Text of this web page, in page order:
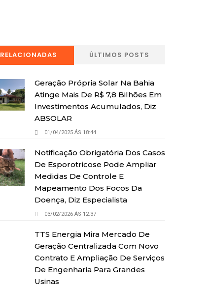
RELACIONADAS ÚLTIMOS POSTS
Geração Própria Solar Na Bahia
Atinge Mais De R$ 7,8 Bilhões Em
Investimentos Acumulados, Diz
ABSOLAR
01/04/2025 ÁS 18:44
Notificação Obrigatória Dos Casos
De Esporotricose Pode Ampliar
Medidas De Controle E
Mapeamento Dos Focos Da
Doença, Diz Especialista
03/02/2026 ÁS 12:37
TTS Energia Mira Mercado De
Geração Centralizada Com Novo
Contrato E Ampliação De Serviços
De Engenharia Para Grandes
Usinas